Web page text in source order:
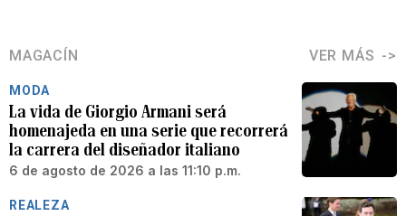
MAGACÍN VER MÁS
MODA
La vida de Giorgio Armani será
homenajeda en una serie que recorrerá
la carrera del diseñador italiano
6 de agosto de 2026 a las 11:10 p.m.
REALEZA